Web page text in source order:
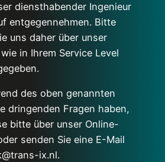
diensthabender Ingenieur
entgegennehmen. Bitte
uns daher über unser
in Ihrem Service Level
des oben genannten
dringenden Fragen haben,
bitte über unser Online-
senden Sie eine E-Mail
ix.nl.